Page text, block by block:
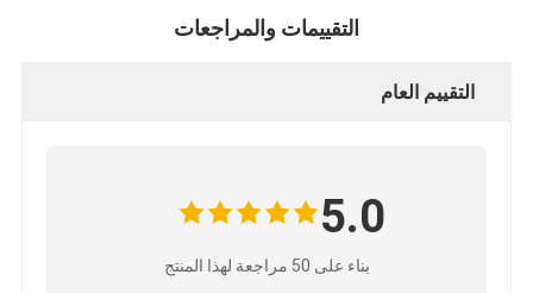
التقييمات والمراجعات
التقييم العام
5.0
بناء على 50 مراجعة لهذا المنتج